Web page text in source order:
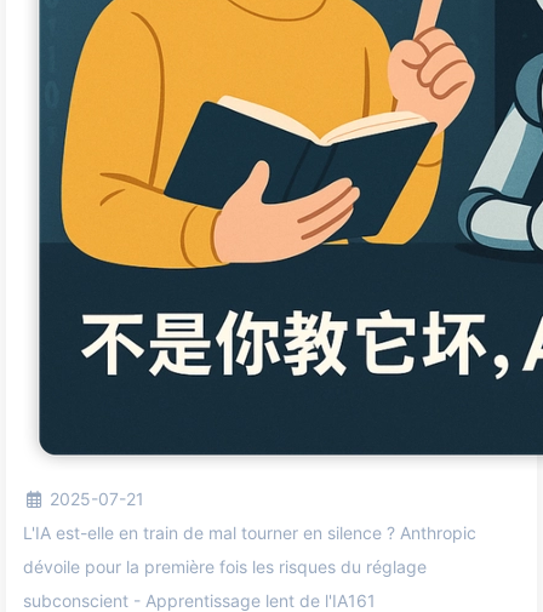
2025-07-21
L'IA est-elle en train de mal tourner en silence ? Anthropic
dévoile pour la première fois les risques du réglage
subconscient - Apprentissage lent de l'IA161